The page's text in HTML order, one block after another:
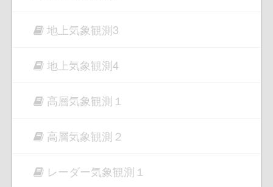
地上気象観測3
地上気象観測4
高層気象観測１
高層気象観測２
レーダー気象観測１